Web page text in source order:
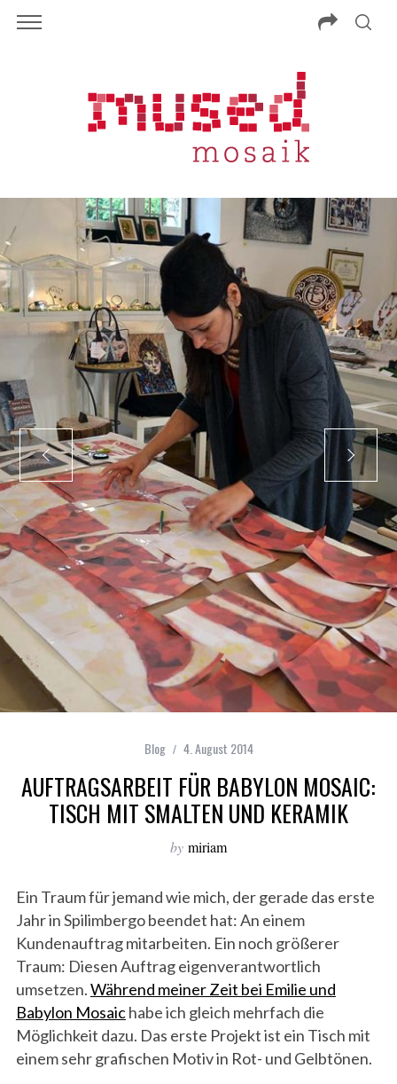
Blog 4. August 2014
AUFTRAGSARBEIT FÜR BABYLON MOSAIC:
TISCH MIT SMALTEN UND KERAMIK
by miriam
Ein Traum für jemand wie mich, der gerade das erste
Jahr in Spilimbergo beendet hat: An einem
Kundenauftrag mitarbeiten. Ein noch größerer
Traum: Diesen Auftrag eigenverantwortlich
umsetzen.Während meiner Zeit bei Emilie und
Babylon Mosaichabe ich gleich mehrfach die
Möglichkeit dazu. Das erste Projekt ist ein Tisch mit
einem sehr grafischen Motiv in Rot- und Gelbtönen.